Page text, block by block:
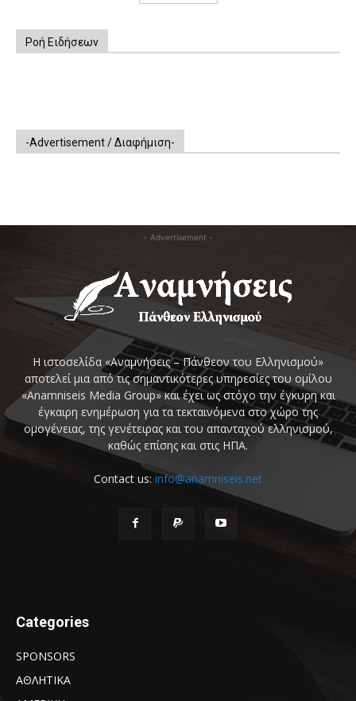
Ροή Ειδήσεων
-Advertisement / Διαφήμιση-
- Advertisement -
Η ιστοσελίδα «Αναμνήσεις – Πάνθεον του Ελληνισμού»
αποτελεί μια από τις σημαντικότερες υπηρεσίες του ομίλου
«Anamniseis Media Group» και έχει ως στόχο την έγκυρη και
έγκαιρη ενημέρωση για τα τεκταινόμενα στο χώρο της
ομογένειας, της γενέτειρας και του απανταχού ελληνισμού,
καθώς επίσης και στις ΗΠΑ.
Contact us: info@anamniseis.net
Categories
SPONSORS
ΑΘΛΗΤΙΚΑ